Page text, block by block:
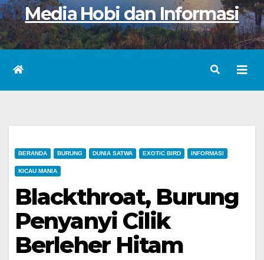
Media Hobi dan Informasi
BERANDA BURUNG DUNIA SATWA EXOTIC BIRD INFORMASI
KICAU MANIA
Blackthroat, Burung
Penyanyi Cilik
Berleher Hitam